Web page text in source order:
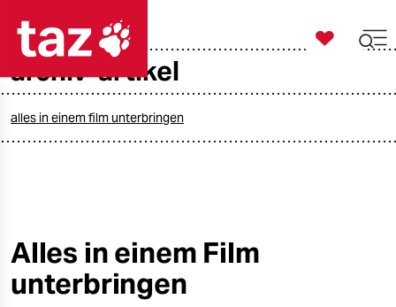
taz zahl ich
öko
gesellschaft

taz zahl ich
archiv-artikel
alles in einem film unterbringen
Alles in einem Film
unterbringen